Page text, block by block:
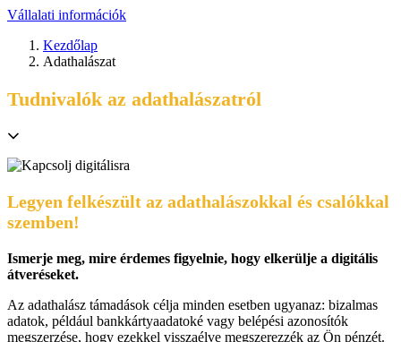
Vállalati információk
Kezdőlap
Adathalászat
Tudnivalók az adathalászatról
Legyen felkészült az adathalászokkal és csalókkal
szemben!
Ismerje meg, mire érdemes figyelnie, hogy elkerülje a digitális
átveréseket.
Az adathalász támadások célja minden esetben ugyanaz: bizalmas
adatok, például bankkártyaadatoké vagy belépési azonosítók
megszerzése, hogy ezekkel visszaélve megszerezzék az Ön pénzét.